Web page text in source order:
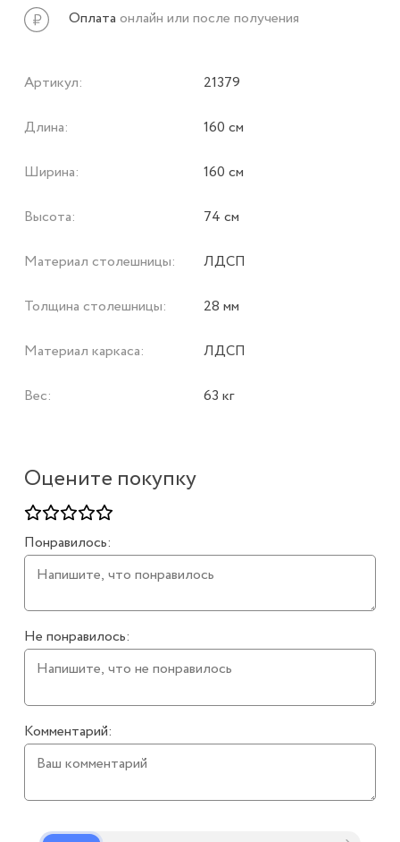
Оцените покупку
Понравилось:
Не понравилось:
Комментарий:
Оплата онлайн или после получения
Артикул: 21379
Длина: 160 см
Ширина: 160 см
Высота: 74 см
Материал столешницы: ЛДСП
Толщина столешницы: 28 мм
Материал каркаса: ЛДСП
Вес: 63 кг